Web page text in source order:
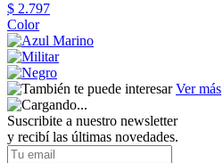
$ 2.797
Color
Ver más
Suscribite a nuestro newsletter
y recibí las últimas novedades.